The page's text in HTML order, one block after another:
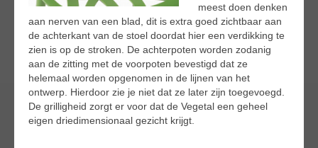
meest doen denken
aan nerven van een blad, dit is extra goed zichtbaar aan
de achterkant van de stoel doordat hier een verdikking te
zien is op de stroken. De achterpoten worden zodanig
aan de zitting met de voorpoten bevestigd dat ze
helemaal worden opgenomen in de lijnen van het
ontwerp. Hierdoor zie je niet dat ze later zijn toegevoegd.
De grilligheid zorgt er voor dat de Vegetal een geheel
eigen driedimensionaal gezicht krijgt.